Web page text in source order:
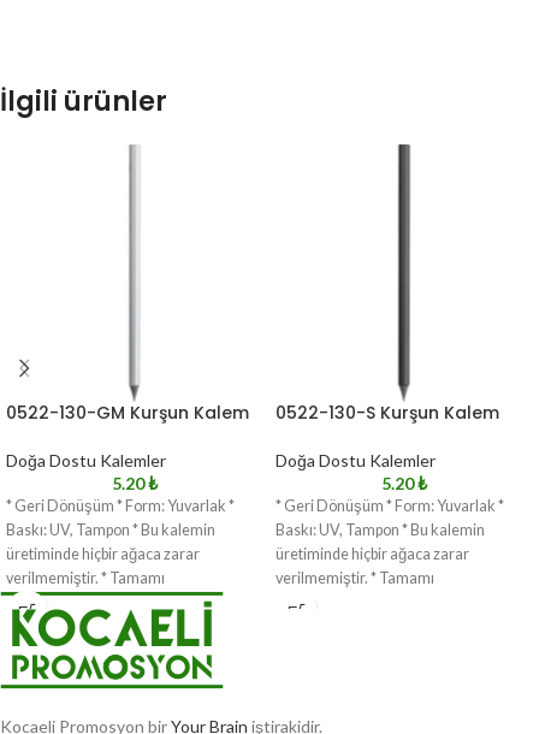
İlgili ürünler
0522-130-GM Kurşun Kalem
Doğa Dostu Kalemler
5.20₺
* Geri Dönüşüm * Form: Yuvarlak *
Baskı: UV, Tampon * Bu kalemin
üretiminde hiçbir ağaca zarar
verilmemiştir. * Tamamı
0522-130-S Kurşun Kalem
Doğa Dostu Kalemler
5.20₺
* Geri Dönüşüm * Form: Yuvarlak *
Baskı: UV, Tampon * Bu kalemin
üretiminde hiçbir ağaca zarar
verilmemiştir. * Tamamı
Kocaeli Promosyon birYour Brain iştirakidir.